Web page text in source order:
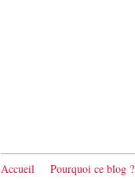
Accueil Pourquoi ce blog ?